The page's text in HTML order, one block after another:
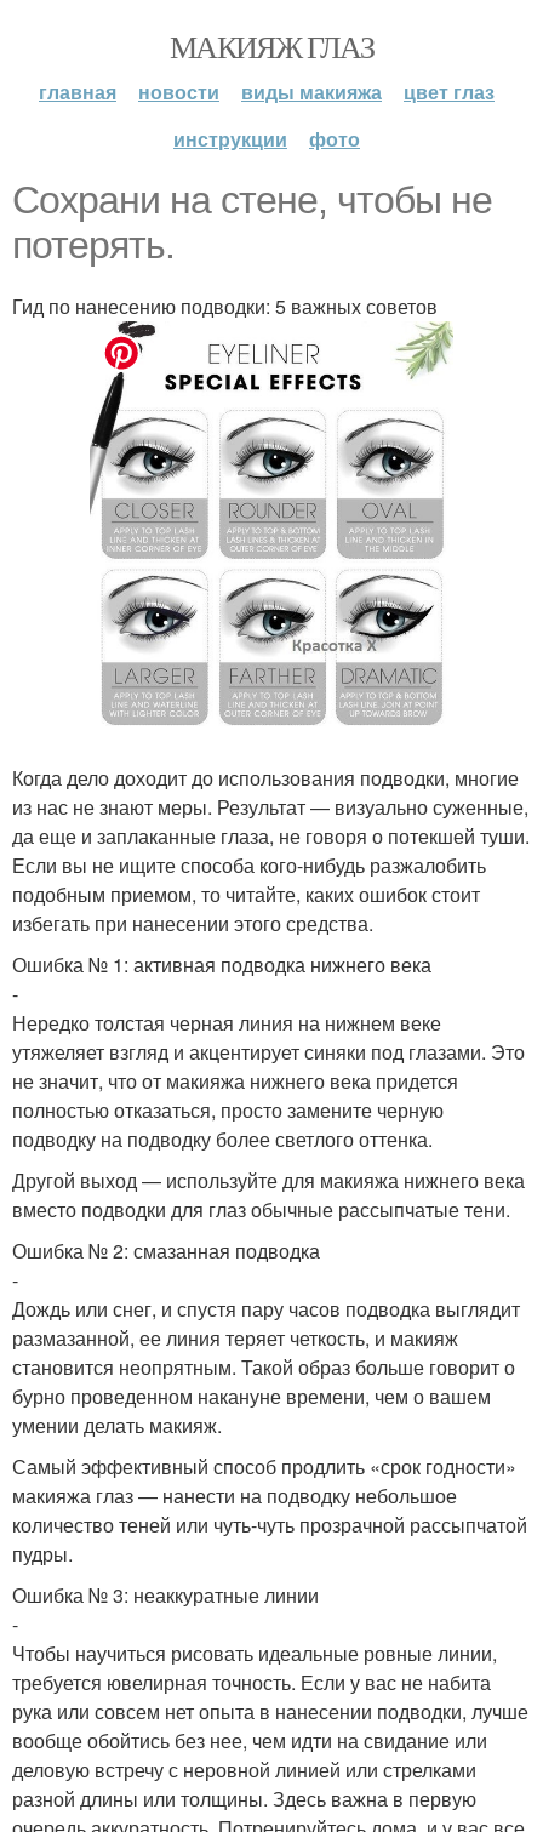
МАКИЯЖ ГЛАЗ
главная новости виды макияжа
цвет глаз
инструкции
фото
Сохрани на стене, чтобы не
потерять.
Гид по нанесению подводки: 5 важных советов
Когда дело доходит до использования подводки, многие
из нас не знают меры. Результат — визуально суженные,
да еще и заплаканные глаза, не говоря о потекшей туши.
Если вы не ищите способа кого-нибудь разжалобить
подобным приемом, то читайте, каких ошибок стоит
избегать при нанесении этого средства.
Ошибка № 1: активная подводка нижнего века
-
Нередко толстая черная линия на нижнем веке
утяжеляет взгляд и акцентирует синяки под глазами. Это
не значит, что от макияжа нижнего века придется
полностью отказаться, просто замените черную
подводку на подводку более светлого оттенка.
Другой выход — используйте для макияжа нижнего века
вместо подводки для глаз обычные рассыпчатые тени.
Ошибка № 2: смазанная подводка
-
Дождь или снег, и спустя пару часов подводка выглядит
размазанной, ее линия теряет четкость, и макияж
становится неопрятным. Такой образ больше говорит о
бурно проведенном накануне времени, чем о вашем
умении делать макияж.
Самый эффективный способ продлить «срок годности»
макияжа глаз — нанести на подводку небольшое
количество теней или чуть-чуть прозрачной рассыпчатой
пудры.
Ошибка № 3: неаккуратные линии
-
Чтобы научиться рисовать идеальные ровные линии,
требуется ювелирная точность. Если у вас не набита
рука или совсем нет опыта в нанесении подводки, лучше
вообще обойтись без нее, чем идти на свидание или
деловую встречу с неровной линией или стрелками
разной длины или толщины. Здесь важна в первую